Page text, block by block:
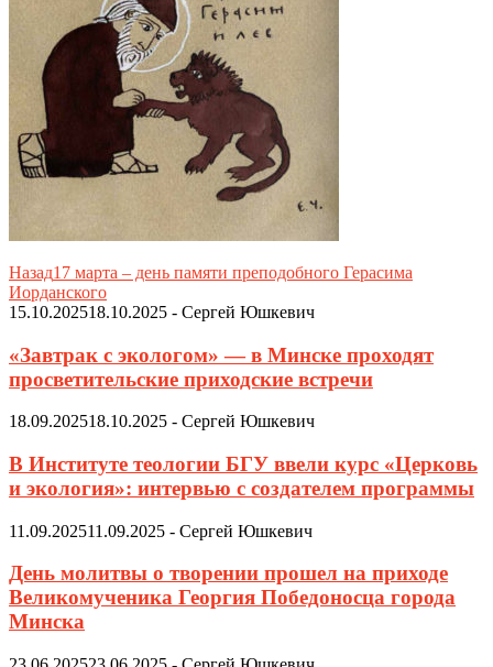
Назад17 марта – день памяти преподобного Герасима
Иорданского
15.10.202518.10.2025 - Сергей Юшкевич
«Завтрак с экологом» — в Минске проходят
просветительские приходские встречи
18.09.202518.10.2025 - Сергей Юшкевич
В Институте теологии БГУ ввели курс «Церковь
и экология»: интервью с создателем программы
11.09.202511.09.2025 - Сергей Юшкевич
День молитвы о творении прошел на приходе
Великомученика Георгия Победоносца города
Минска